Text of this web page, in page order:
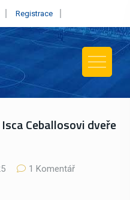
Registrace
Ceballosovi dveře
1 Komentář